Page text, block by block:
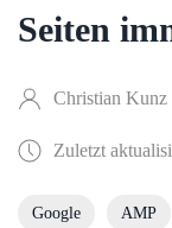
Seiten
Christian Kunz
Zuletzt
Google AMP